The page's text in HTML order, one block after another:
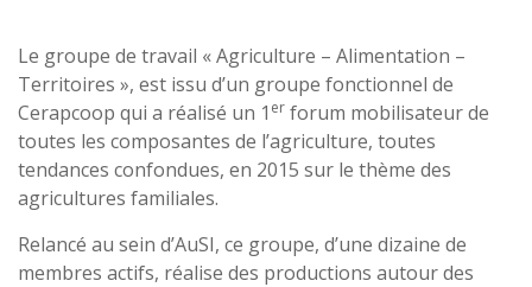
Le groupe de travail « Agriculture – Alimentation –
Territoires », est issu d’un groupe fonctionnel de
Cerapcoop qui a réalisé un 1 er forum mobilisateur de
toutes les composantes de l’agriculture, toutes
tendances confondues, en 2015 sur le thème des
agricultures familiales.
Relancé au sein d’AuSI, ce groupe, d’une dizaine de
membres actifs, réalise des productions autour des